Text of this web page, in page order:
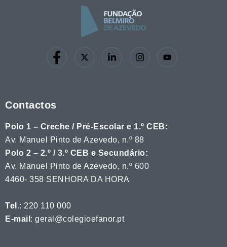
Contactos
Polo 1 – Creche / Pré-Escolar e 1.º CEB:
Av. Manuel Pinto de Azevedo, n.º 88
Polo 2 – 2.º / 3.º CEB e Secundário:
Av. Manuel Pinto de Azevedo, n.º 600
4460- 358 SENHORA DA HORA
Tel .: 220 110 000
E-mail : geral@colegioefanor.pt